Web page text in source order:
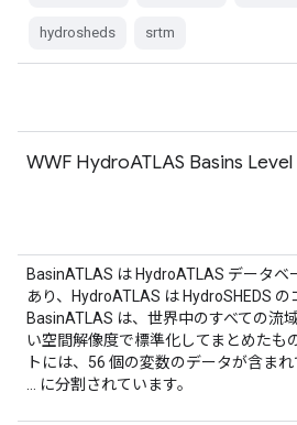
hydrosheds srtm
WWF HydroATLAS Basins
BasinATLAS は HydroATLAS データベ
あり、HydroATLAS は HydroSHEDS の
BasinATLAS は、世界中のすべての流
い空間解像度で標準化してまとめたも
トには、56 個の変数のデータが含ま
… に分割されています。